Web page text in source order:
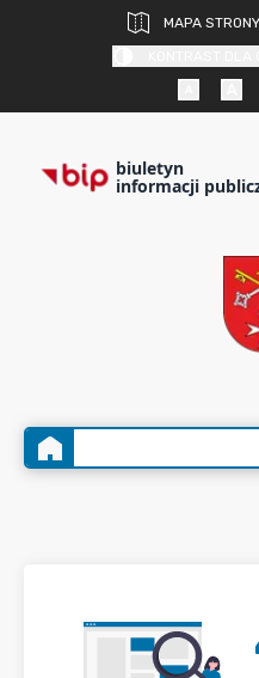
MAPA STRONY
biuletyn
informacji